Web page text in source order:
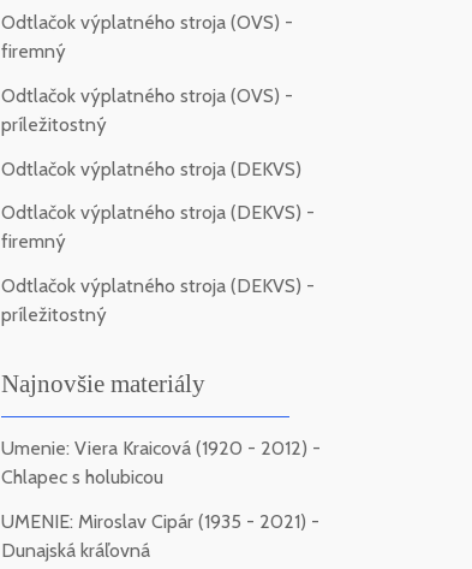
Odtlačok výplatného stroja (OVS) -
firemný
Odtlačok výplatného stroja (OVS) -
príležitostný
Odtlačok výplatného stroja (DEKVS)
Odtlačok výplatného stroja (DEKVS) -
firemný
Odtlačok výplatného stroja (DEKVS) -
príležitostný
Najnovšie materiály
Umenie: Viera Kraicová (1920 - 2012) -
Chlapec s holubicou
UMENIE: Miroslav Cipár (1935 - 2021) -
Dunajská kráľovná